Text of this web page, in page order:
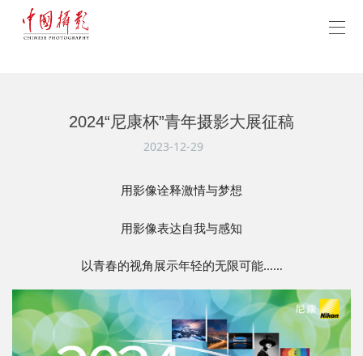
2024“尼康杯”青年摄影大展征稿
2023-12-29
用影像诠释激情与梦想
用影像表达自我与感知
以青春的视角展示年轻的无限可能……